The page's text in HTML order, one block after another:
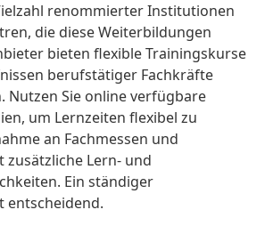
renommierter Institutionen
die diese Weiterbildungen
bieten flexible Trainingskurse
berufstätiger Fachkräfte
Nutzen Sie online verfügbare
um Lernzeiten flexibel zu
an Fachmessen und
zusätzliche Lern- und
Ein ständiger
entscheidend.